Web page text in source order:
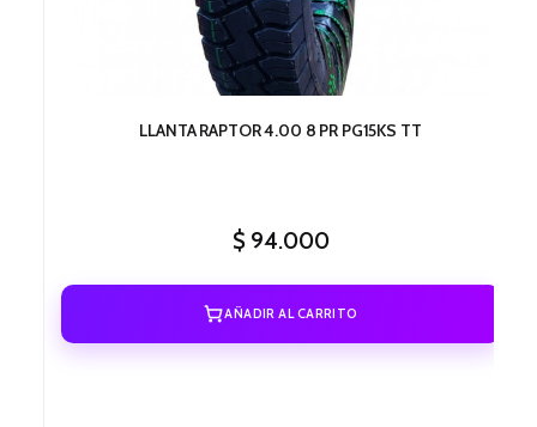
LLANTA RAPTOR 4.00 8 PR PG15KS TT
$94.000
AÑADIR AL CARRITO